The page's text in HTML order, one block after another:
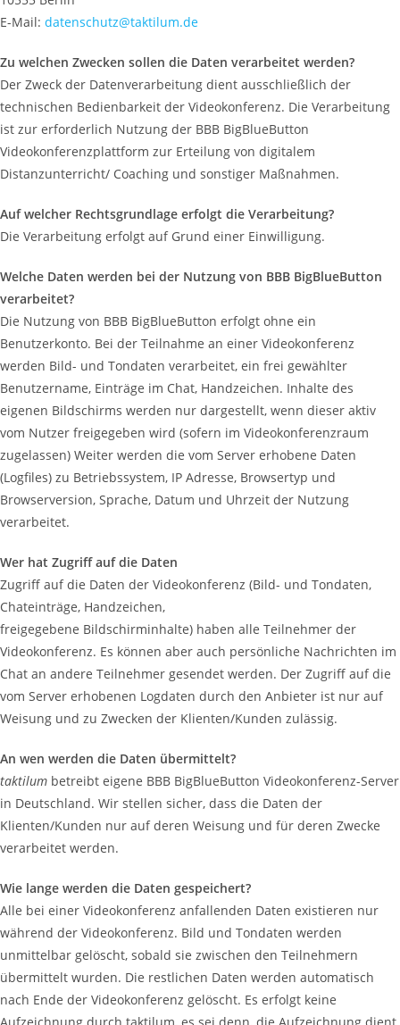
E-Mail: datenschutz@taktilum.de
Zu welchen Zwecken sollen die Daten verarbeitet werden?
Der Zweck der Datenverarbeitung dient ausschließlich der
technischen Bedienbarkeit der Videokonferenz. Die Verarbeitung
ist zur erforderlich Nutzung der BBB BigBlueButton
Videokonferenzplattform zur Erteilung von digitalem
Distanzunterricht/ Coaching und sonstiger Maßnahmen.
Auf welcher Rechtsgrundlage erfolgt die Verarbeitung?
Die Verarbeitung erfolgt auf Grund einer Einwilligung.
Welche Daten werden bei der Nutzung von BBB BigBlueButton
verarbeitet?
Die Nutzung von BBB BigBlueButton erfolgt ohne ein
Benutzerkonto. Bei der Teilnahme an einer Videokonferenz
werden Bild- und Tondaten verarbeitet, ein frei gewählter
Benutzername, Einträge im Chat, Handzeichen. Inhalte des
eigenen Bildschirms werden nur dargestellt, wenn dieser aktiv
vom Nutzer freigegeben wird (sofern im Videokonferenzraum
zugelassen) Weiter werden die vom Server erhobene Daten
(Logfiles) zu Betriebssystem, IP Adresse, Browsertyp und
Browserversion, Sprache, Datum und Uhrzeit der Nutzung
verarbeitet.
Wer hat Zugriff auf die Daten
Zugriff auf die Daten der Videokonferenz (Bild- und Tondaten,
Chateinträge, Handzeichen,
freigegebene Bildschirminhalte) haben alle Teilnehmer der
Videokonferenz. Es können aber auch persönliche Nachrichten im
Chat an andere Teilnehmer gesendet werden. Der Zugriff auf die
vom Server erhobenen Logdaten durch den Anbieter ist nur auf
Weisung und zu Zwecken der Klienten/Kunden zulässig.
An wen werden die Daten übermittelt?
taktilum betreibt eigene BBB BigBlueButton Videokonferenz-Server
in Deutschland. Wir stellen sicher, dass die Daten der
Klienten/Kunden nur auf deren Weisung und für deren Zwecke
verarbeitet werden.
Wie lange werden die Daten gespeichert?
Alle bei einer Videokonferenz anfallenden Daten existieren nur
während der Videokonferenz. Bild und Tondaten werden
unmittelbar gelöscht, sobald sie zwischen den Teilnehmern
übermittelt wurden. Die restlichen Daten werden automatisch
nach Ende der Videokonferenz gelöscht. Es erfolgt keine
Aufzeichnung durch taktilum, es sei denn, die Aufzeichnung dient